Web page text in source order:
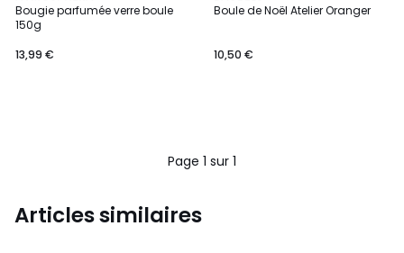
Bougie parfumée verre boule
150g
13,99 €
Boule de Noël Atelier Oranger
10,50 €
Page 1 sur 1
Articles similaires